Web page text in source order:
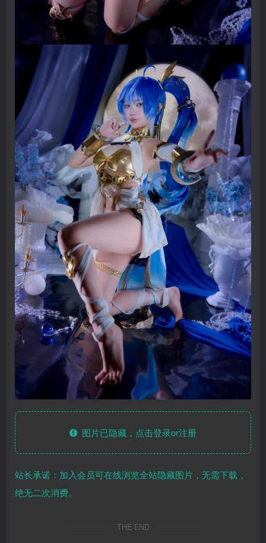
图片已隐藏，点击登录or注册
站长承诺：加入会员可在线浏览全站隐藏图片，无需下载，
绝无二次消费。
THE END